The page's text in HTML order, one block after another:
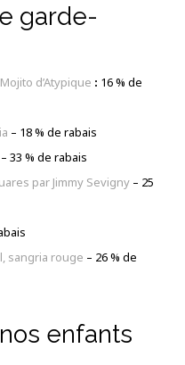
garde-
d’Atypique : 16 % de
– 18 % de rabais
–33 % de rabais
par Jimmy Sevigny – 25
sangria rouge – 26 % de
enfants